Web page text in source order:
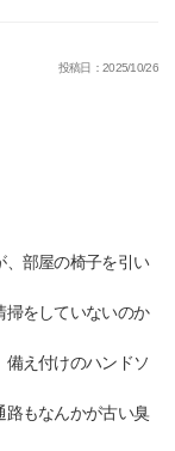
投稿日：2025/10/26
、部屋の椅子を引い
掃をしていないのか
え付けのハンドソ
路もなんかが古い臭